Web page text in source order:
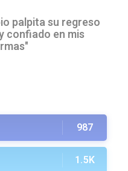
palpita su regreso
confiado en mis
987
1.5K